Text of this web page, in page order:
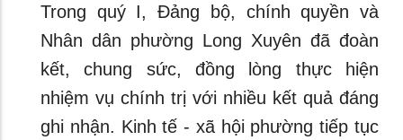
Trong quý I, Đảng bộ, chính quyền và
Nhân dân phường Long Xuyên đã đoàn
kết, chung sức, đồng lòng thực hiện
nhiệm vụ chính trị với nhiều kết quả đáng
ghi nhận. Kinh tế - xã hội phường tiếp tục